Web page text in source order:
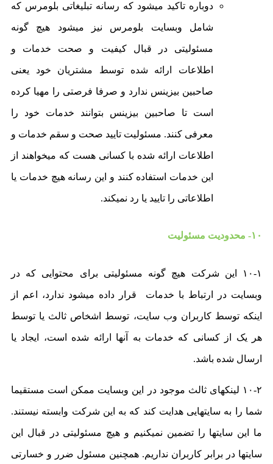
دوباره تاکید میشود که رسانه تبلیغاتی بلومرس که
شامل وبسایت بلومرس نیز میشود هیچ گونه
مسئولیتی در قبال کیفیت و صحت خدمات و
اطلاعات ارائه شده توسط مشتریان خود یعنی
صاحبین بیزینس ندارد و صرفا فرصتی را مهیا کرده
است تا صاحبین بیزینس بتوانند خدمات خود را
معرفی کنند. مسئولیت تایید صحت و سقم خدمات و
اطلاعات ارائه شده با کسانی هست که میخواهند از
این خدمات استفاده کنند و این رسانه هیچ خدمات یا
اطلاعاتی را تایید یا رد نمیکند.
۱۰- محدودیت مسئولیت
۱۰-۱ این شرکت هیچ گونه مسئولیتی برای محتوایی که در
وبسایت در ارتباط با خدمات قرار داده میشود ندارد، اعم از
اینکه توسط کاربران وب سایت، توسط اشخاص ثالث یا توسط
هر یک از کسانی که خدمات به آنها ارائه شده است، ایجاد یا
ارسال شده باشد.
۱۰-۲ لینکهای ثالث موجود در این وبسایت ممکن است مستقیما
شما را به سایتهایی هدایت کند که به این شرکت وابسته نیستند.
ما این سایتها را تضمین نمیکنیم و هیچ مسئولیتی در قبال این
سایتها در برابر کاربران نداریم. همچنین مسئول ضرر و خسارتی